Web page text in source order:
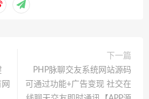
下一篇
PHP脉聊交友系统网站源码
可通过功能+广告变现 社交在